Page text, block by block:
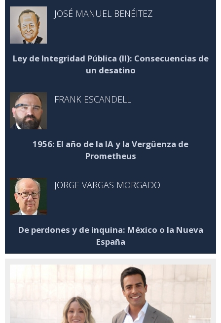
JOSÉ MANUEL BENÉITEZ
Ley de Integridad Pública (II): Consecuencias de
un desatino
FRANK ESCANDELL
1956: El año de la IA y la Vergüenza de
Prometheus
JORGE VARGAS MORGADO
De perdones y de inquina: México o la Nueva
España